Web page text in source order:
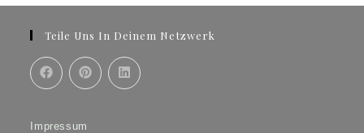
Teile Uns In Deinem Netzwerk
Impressum